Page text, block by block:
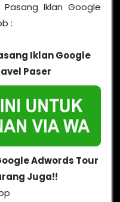
Iklan Google
:
Iklan Google
Paser
Adwords Tour
Juga!!